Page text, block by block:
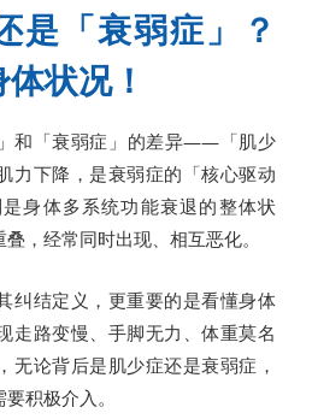
是「衰弱症」？
状况！
和「衰弱症」的差异——「肌少
力下降，是衰弱症的「核心驱动
身体多系统功能衰退的整体状
，经常同时出现、相互恶化。
纠结定义，更重要的是看懂身体
走路变慢、手脚无力、体重莫名
无论背后是肌少症还是衰弱症，
积极介入。